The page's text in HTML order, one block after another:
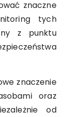
znaczne
tych
z punktu
znaczenie
oraz
od